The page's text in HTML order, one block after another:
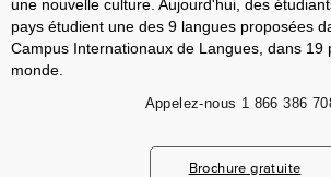
une nouvelle culture. Aujourd'hui, des
pays étudient une des 9 langues proposées
Campus Internationaux de Langues, dans 19
monde.
Appelez-nous 1 866 386
Brochure gratuite